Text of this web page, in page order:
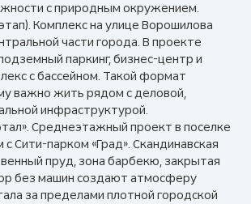
с природным окружением.
Комплекс на улице Ворошилова
части города. В проекте
паркинг, бизнес-центр и
с бассейном. Такой формат
важно жить рядом с деловой,
инфраструктурой.
Среднеэтажный проект в поселке
Сити-парком «Град». Скандинавская
пруд, зона барбекю, закрытая
без машин создают атмосферу
за пределами плотной городской